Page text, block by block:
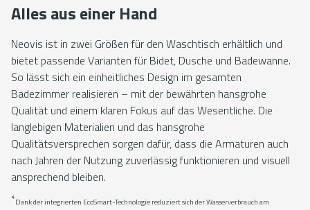
Alles aus einer Hand
Neovis ist in zwei Größen für den Waschtisch erhältlich und
bietet passende Varianten für Bidet, Dusche und Badewanne.
So lässt sich ein einheitliches Design im gesamten
Badezimmer realisieren – mit der bewährten hansgrohe
Qualität und einem klaren Fokus auf das Wesentliche. Die
langlebigen Materialien und das hansgrohe
Qualitätsversprechen sorgen dafür, dass die Armaturen auch
nach Jahren der Nutzung zuverlässig funktionieren und visuell
ansprechend bleiben.
*Dank der integrierten EcoSmart-Technologie reduziert sich der Wasserverbrauch am